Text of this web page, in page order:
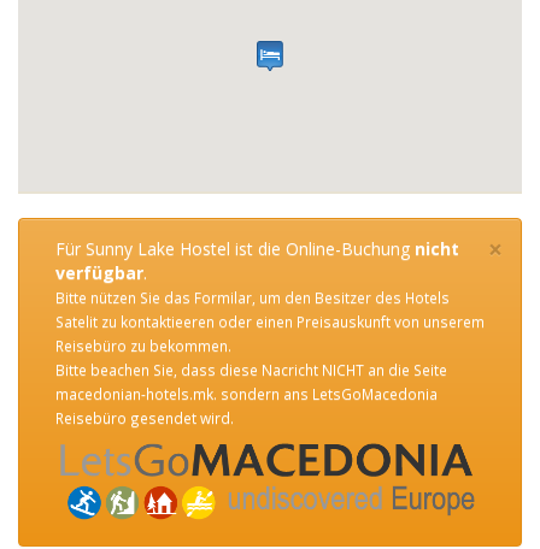
×
Für Sunny Lake Hostel ist die Online-Buchung nicht
verfügbar.
Bitte nützen Sie das Formilar, um den Besitzer des Hotels
Satelit zu kontaktieeren oder einen Preisauskunft von unserem
Reisebüro zu bekommen.
Bitte beachen Sie, dass diese Nacricht NICHT an die Seite
macedonian-hotels.mk. sondern ans LetsGoMacedonia
Reisebüro gesendet wird.